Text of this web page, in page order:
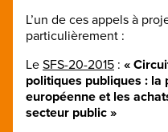
L’un de ces appels à
particulièrement :
Le SFS-20-2015 : «
politiques publiques : la
européenne et les
secteur public »